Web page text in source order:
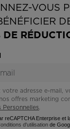
VOUS
DE
votre adresse e-mail,
offres marketing
Personnelles.
reCAPTCHA Enterprise et
d'utilisation de